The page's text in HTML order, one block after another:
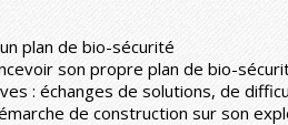
plan de bio-sécurité
son propre plan de bio-
: échanges de solutions, de
de construction sur son